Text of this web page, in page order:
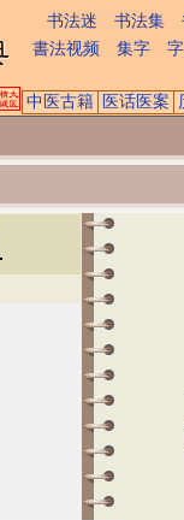
书法迷 书法集
書法视频
集字
中医古籍 医话医案